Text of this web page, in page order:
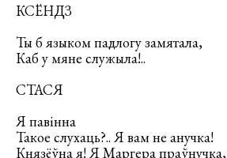
КСЁНДЗ
Ты б языком падлогу замятала,
Каб у мяне служыла!..
СТАСЯ
Я павінна
Такое слухаць?.. Я вам не анучка!
Князёўна я! Я Маргера праўнучка,